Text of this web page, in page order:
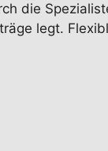
die
legt.